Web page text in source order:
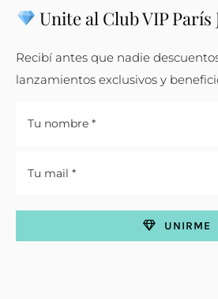
Unite al Club VIP París
Recibí antes que nadie
lanzamientos exclusivos y
UNIRME